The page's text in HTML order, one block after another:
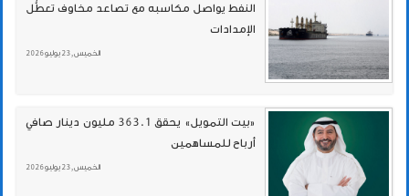
النفط يواصل مكاسبه مع تصاعد مخاوف تعطُّل
الإمدادات
الخميس , 23 يوليو 2026
«بيت التمويل» يحقق 363.1 مليون دينار صافي
أرباح للمساهمين
الخميس , 23 يوليو 2026